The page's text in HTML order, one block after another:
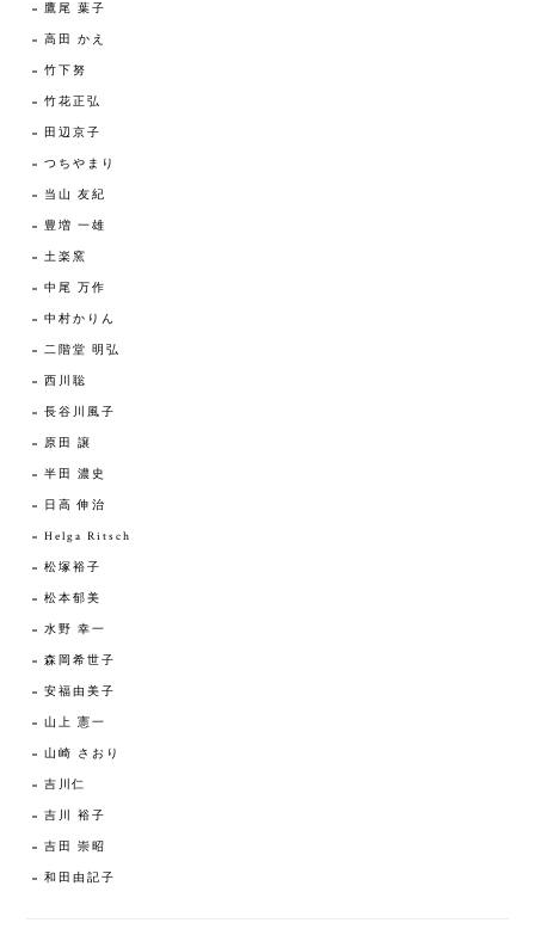
鷹尾 葉子
高田 かえ
竹下努
竹花正弘
田辺京子
つちやまり
当山 友紀
豊増 一雄
土楽窯
中尾 万作
中村かりん
二階堂 明弘
西川聡
長谷川風子
原田 譲
半田 濃史
日高 伸治
Helga Ritsch
松塚裕子
松本郁美
水野 幸一
森岡希世子
安福由美子
山上 憲一
山崎 さおり
吉川仁
吉川 裕子
吉田 崇昭
和田由記子